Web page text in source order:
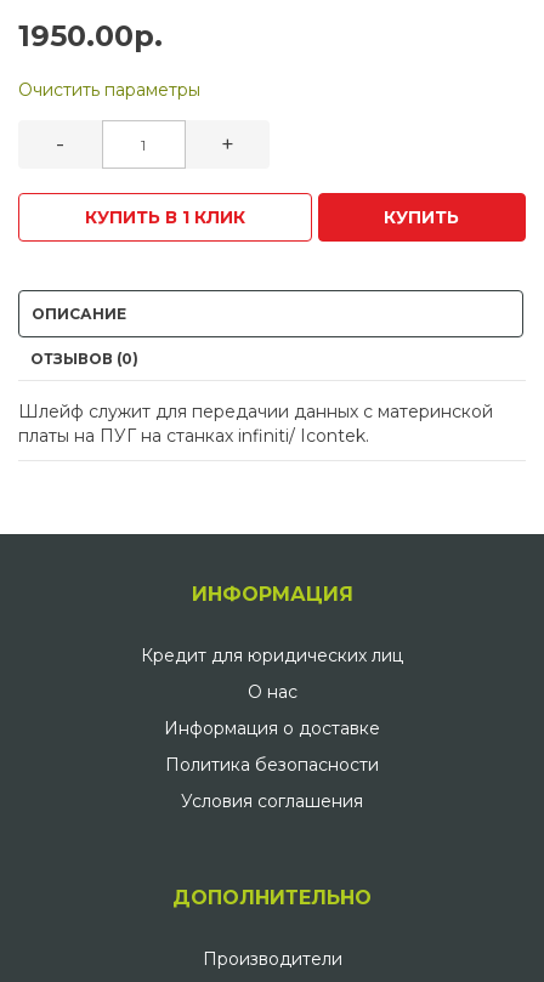
1950.00р.
Очистить параметры
- +
КУПИТЬ В 1 КЛИК КУПИТЬ
ОПИСАНИЕ
ОТЗЫВОВ (0)
Шлейф служит для передачии данных с материнской
платы на ПУГ на станках infiniti/ Icontek.
ИНФОРМАЦИЯ
Кредит для юридических лиц
О нас
Информация о доставке
Политика безопасности
Условия соглашения
ДОПОЛНИТЕЛЬНО
Производители